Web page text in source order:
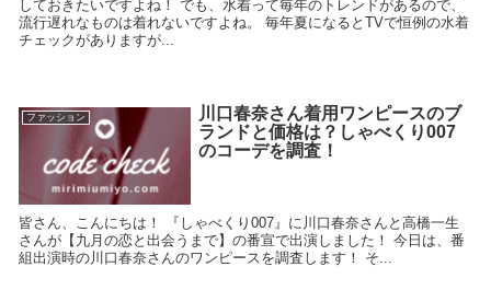
しておきたいですよね！ でも、水着って毎年のトレンドがあるので、
流行遅れなものは着れないですよね。 毎年夏になるとTVで恒例の水着
チェックがありますが...
ファッション
川口春奈さん着用ワンピースのブ
ランドと価格は？しゃべくり007
のコーデを調査！
皆さん、こんにちは！ 『しゃべくり007』に川口春奈さんと高橋一生
さんが【九月の恋と出会うまで】の番宣で出演しました！ 今日は、番
組出演時の川口春奈さんのワンピースを調査します！ そ...